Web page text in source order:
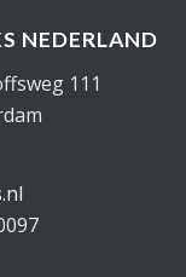
NEDERLAND
111